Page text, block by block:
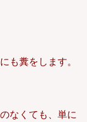
も糞をします。
なくても、単に